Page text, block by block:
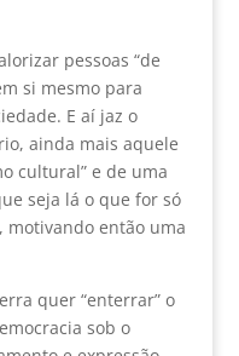
pessoas “de
si mesmo para
E aí jaz o
ainda mais aquele
cultural” e de uma
seja lá o que for só
motivando então uma
quer “enterrar” o
sob o